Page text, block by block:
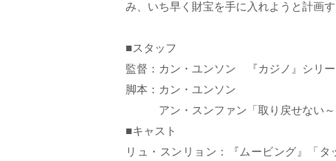
み、いち早く財宝を手に入れようと計画
■スタッフ
監督：カン・ユンソン 『カジノ』シリー
脚本：カン・ユンソン
アン・スンファン「取り戻せない～
■キャスト
リュ・スンリョン：『ムービング』「